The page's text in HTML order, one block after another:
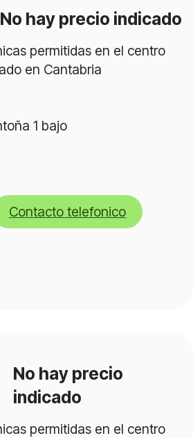
No hay precio indicado
permitidas en el centro
en Cantabria
1 bajo
Contacto telefonico
No hay precio
indicado
permitidas en el centro